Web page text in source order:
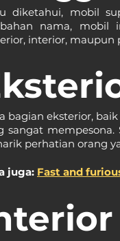
diketahui, mobil
nama, mobil
interior,
bagian eksterior,
sangat
perhatian orang
juga: Fast and